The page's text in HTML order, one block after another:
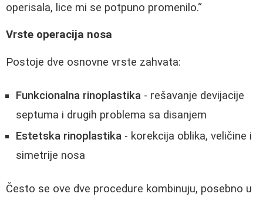
operisala, lice mi se potpuno promenilo.
Vrste operacija nosa
Postoje dve osnovne vrste zahvata:
Funkcionalna rinoplastika - rešavanje devijacije
septuma i drugih problema sa disanjem
Estetska rinoplastika - korekcija oblika, veličine i
simetrije nosa
Često se ove dve procedure kombinuju, posebno u